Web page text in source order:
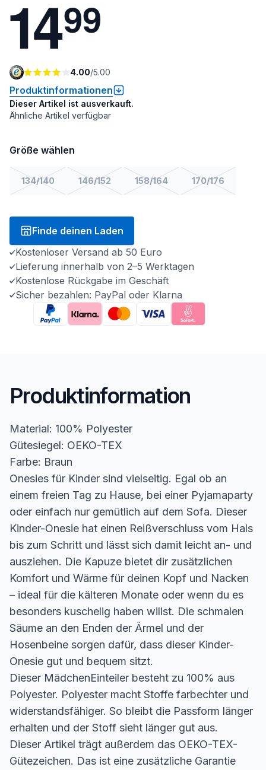
1499
4.00/5.00
Produktinformationen
Dieser Artikel ist ausverkauft.
Ähnliche Artikel verfügbar
Größe wählen
134/140 146/152 158/164 170/176
Finde deinen Laden
Kostenloser Versand ab 50 Euro
Lieferung innerhalb von 2–5 Werktagen
Kostenlose Rückgabe im Geschäft
Sicher bezahlen: PayPal oder Klarna
Produktinformation
Material: 100% Polyester
Gütesiegel: OEKO-TEX
Farbe: Braun
Onesies für Kinder sind vielseitig. Egal ob an
einem freien Tag zu Hause, bei einer Pyjamaparty
oder einfach nur gemütlich auf dem Sofa. Dieser
Kinder-Onesie hat einen Reißverschluss vom Hals
bis zum Schritt und lässt sich damit leicht an- und
ausziehen. Die Kapuze bietet dir zusätzlichen
Komfort und Wärme für deinen Kopf und Nacken
– ideal für die kälteren Monate oder wenn du es
besonders kuschelig haben willst. Die schmalen
Säume an den Enden der Ärmel und der
Hosenbeine sorgen dafür, dass dieser Kinder-
Onesie gut und bequem sitzt.
Dieser MädchenEinteiler besteht zu 100% aus
Polyester. Polyester macht Stoffe farbechter und
widerstandsfähiger. So bleibt die Passform länger
erhalten und der Stoff sieht länger gut aus.
Dieser Artikel trägt außerdem das OEKO-TEX-
Gütezeichen. Das ist eine zusätzliche Garantie